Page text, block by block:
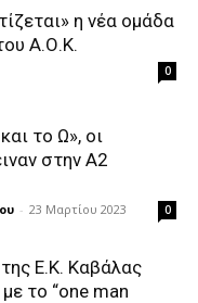
η νέα ομάδα
Α.Ο.Κ.
0
το Ω», οι
στην Α2
- 23 Μαρτίου 2023 0
Ε.Κ. Καβάλας
το “one man